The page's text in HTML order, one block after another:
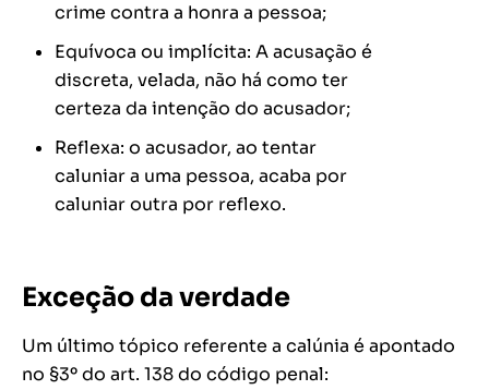
crime contra a honra a pessoa;
Equívoca ou implícita: A acusação é
discreta, velada, não há como ter
certeza da intenção do acusador;
Reflexa: o acusador, ao tentar
caluniar a uma pessoa, acaba por
caluniar outra por reflexo.
Exceção da verdade
Um último tópico referente a calúnia é apontado
no §3º do art. 138 do código penal: